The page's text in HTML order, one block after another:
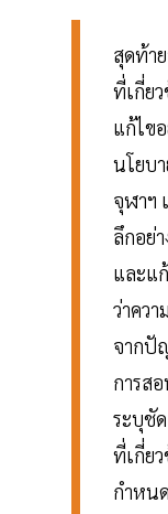
สุดท้า
ที่เกี่ย
แก้ไข
นโยบ
จุฬาฯ
ลึกอย่
และแ
ว่าคว
จากปั
การส
ระบุชั
ที่เกี่ย
กำหน